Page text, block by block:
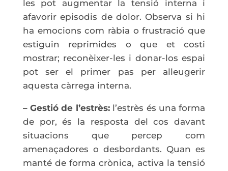
les pot augmentar la tensió interna i
afavorir episodis de dolor. Observa si hi
ha emocions com ràbia o frustració que
estiguin reprimides o que et costi
mostrar; reconèixer-les i donar-los espai
pot ser el primer pas per alleugerir
aquesta càrrega interna.
– Gestió de l’estrès:l’estrès és una forma
de por, és la resposta del cos davant
situacions que percep com
amenaçadores o desbordants. Quan es
manté de forma crònica, activa la tensió